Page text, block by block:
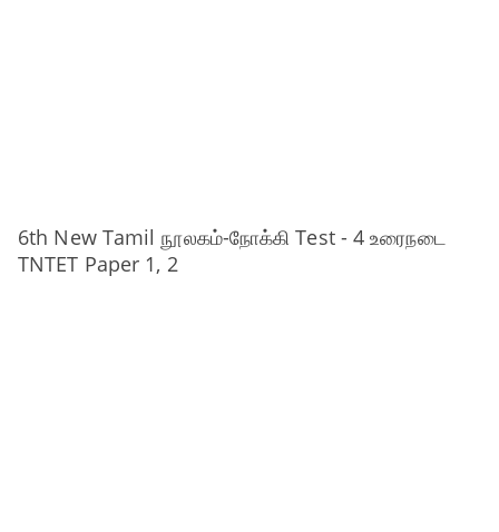
6th New Tamil நூலகம்-நோக்கி Test - 4 உரைநடை
TNTET Paper 1, 2